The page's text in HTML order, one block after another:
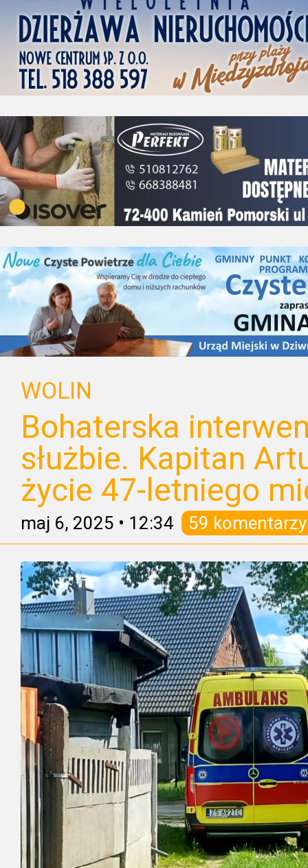
WOLIN
Bohaterska
służbie. Kapitan
życie 47-letniego
maj 6, 2025 • 12:34 59 komentarzy